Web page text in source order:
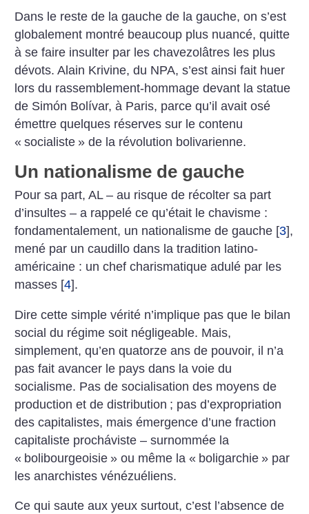
Dans le reste de la gauche de la gauche, on s’est
globalement montré beaucoup plus nuancé, quitte
à se faire insulter par les chavezolâtres les plus
dévots. Alain Krivine, du NPA, s’est ainsi fait huer
lors du rassemblement-hommage devant la statue
de Simón Bolívar, à Paris, parce qu’il avait osé
émettre quelques réserves sur le contenu
« socialiste » de la révolution bolivarienne.
Un nationalisme de gauche
Pour sa part, AL – au risque de récolter sa part
d’insultes – a rappelé ce qu’était le chavisme :
fondamentalement, un nationalisme de gauche [3],
mené par un caudillo dans la tradition latino-
américaine : un chef charismatique adulé par les
masses [4].
Dire cette simple vérité n’implique pas que le bilan
social du régime soit négligeable. Mais,
simplement, qu’en quatorze ans de pouvoir, il n’a
pas fait avancer le pays dans la voie du
socialisme. Pas de socialisation des moyens de
production et de distribution ; pas d’expropriation
des capitalistes, mais émergence d’une fraction
capitaliste procháviste – surnommée la
« bolibourgeoisie » ou même la « boligarchie » par
les anarchistes vénézuéliens.
Ce qui saute aux yeux surtout, c’est l’absence de